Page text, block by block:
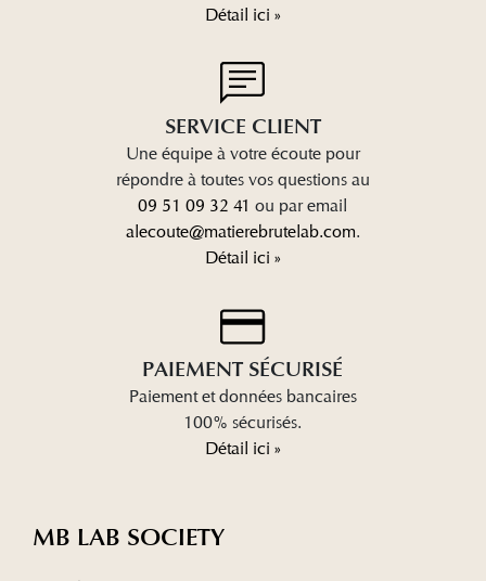
Détail ici »
SERVICE CLIENT
Une équipe à votre écoute pour
répondre à toutes vos questions au
09 51 09 32 41 ou par email
alecoute@matierebrutelab.com.
Détail ici »
PAIEMENT SÉCURISÉ
Paiement et données bancaires
100% sécurisés.
Détail ici »
MB LAB SOCIETY